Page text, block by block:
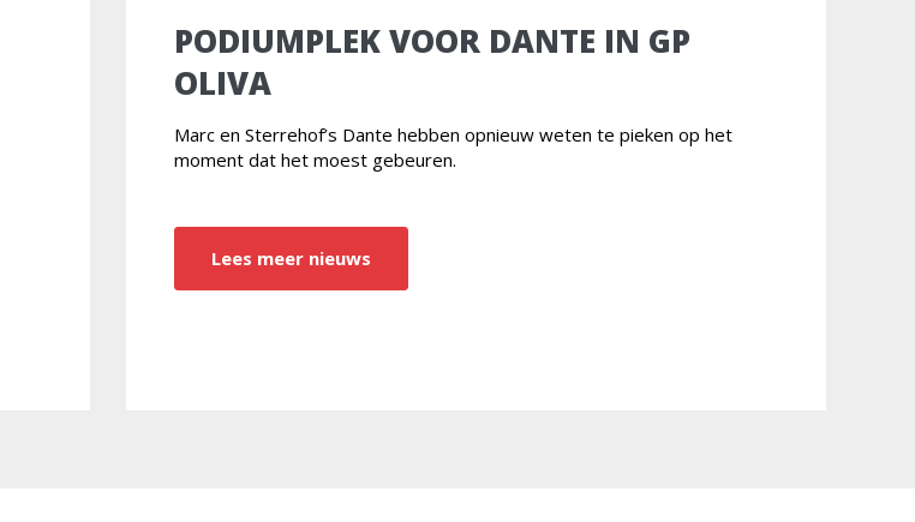
PODIUMPLEK VOOR DANTE IN GP
OLIVA
Marc en Sterrehof’s Dante hebben opnieuw weten te pieken op het
moment dat het moest gebeuren.
Lees meer nieuws